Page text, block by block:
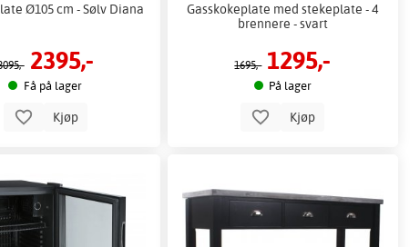
Ø105 cm - Sølv Diana
2395,-
Få på lager
Kjøp
Gasskokeplate med stekeplate - 4
brennere - svart
1695,- 1295,-
På lager
Kjøp